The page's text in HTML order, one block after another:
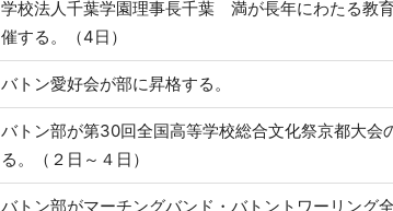
学校法人千葉学園理事長千葉 満が長年にわたる教
催する。（4日）
バトン愛好会が部に昇格する。
バトン部が第30回全国高等学校総合文化祭京都大
る。（２日～４日）
バトン部がマーチングバンド・バトントワーリング